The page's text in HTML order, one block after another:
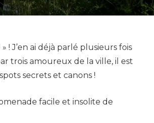
» ! J’en ai déjà parlé plusieurs fois
trois amoureux de la ville, il est
secrets et canons !
facile et insolite de